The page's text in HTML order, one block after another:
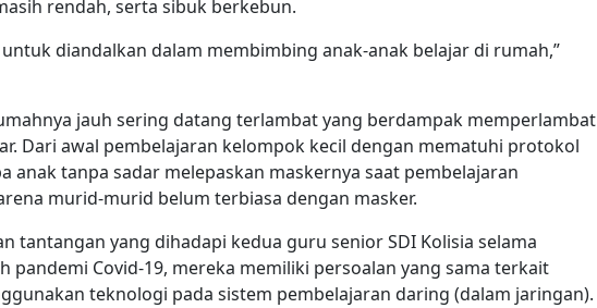
rendah, serta sibuk berkebun.
diandalkan dalam membimbing anak-anak belajar di rumah,”
jauh sering datang terlambat yang berdampak memperlambat
Dari awal pembelajaran kelompok kecil dengan mematuhi protokol
anak tanpa sadar melepaskan maskernya saat pembelajaran
murid-murid belum terbiasa dengan masker.
tantangan yang dihadapi kedua guru senior SDI Kolisia selama
pandemi Covid-19, mereka memiliki persoalan yang sama terkait
teknologi pada sistem pembelajaran daring (dalam jaringan).